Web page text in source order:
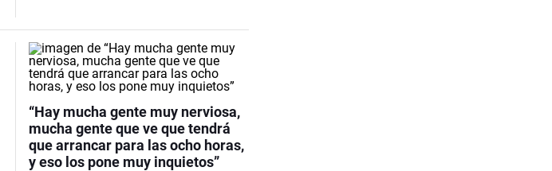
“Hay mucha gente muy nerviosa,
mucha gente que ve que tendrá
que arrancar para las ocho horas,
y eso los pone muy inquietos”